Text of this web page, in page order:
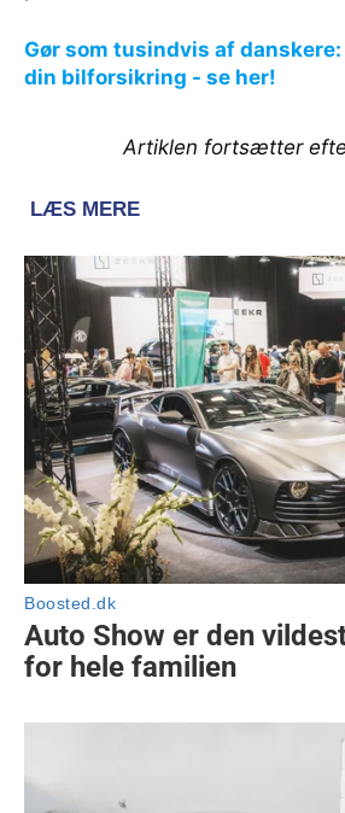
Gør som tusindvis af danskere:
din bilforsikring - se her!
Artiklen fortsætter